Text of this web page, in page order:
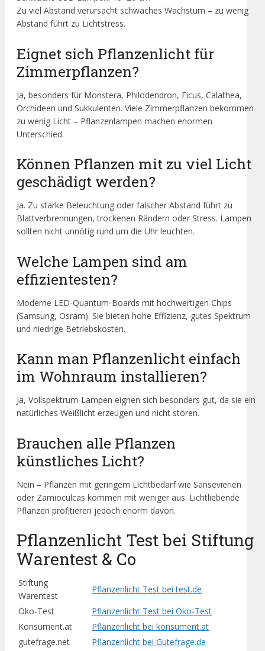
Zu viel Abstand verursacht schwaches Wachstum – zu wenig
Abstand führt zu Lichtstress.
Eignet sich Pflanzenlicht für
Zimmerpflanzen?
Ja, besonders für Monstera, Philodendron, Ficus, Calathea,
Orchideen und Sukkulenten. Viele Zimmerpflanzen bekommen
zu wenig Licht – Pflanzenlampen machen enormen
Unterschied.
Können Pflanzen mit zu viel Licht
geschädigt werden?
Ja. Zu starke Beleuchtung oder falscher Abstand führt zu
Blattverbrennungen, trockenen Rändern oder Stress. Lampen
sollten nicht unnötig rund um die Uhr leuchten.
Welche Lampen sind am
effizientesten?
Moderne LED-Quantum-Boards mit hochwertigen Chips
(Samsung, Osram). Sie bieten hohe Effizienz, gutes Spektrum
und niedrige Betriebskosten.
Kann man Pflanzenlicht einfach
im Wohnraum installieren?
Ja, Vollspektrum-Lampen eignen sich besonders gut, da sie ein
natürliches Weißlicht erzeugen und nicht stören.
Brauchen alle Pflanzen
künstliches Licht?
Nein – Pflanzen mit geringem Lichtbedarf wie Sansevierien
oder Zamioculcas kommen mit weniger aus. Lichtliebende
Pflanzen profitieren jedoch enorm davon.
Pflanzenlicht Test bei Stiftung
Warentest & Co
Stiftung
Warentest
Pflanzenlicht Test bei test.de
Öko-Test
Pflanzenlicht Test bei Öko-Test
Konsument.at
Pflanzenlicht bei konsument.at
gutefrage.net
Pflanzenlicht bei Gutefrage.de